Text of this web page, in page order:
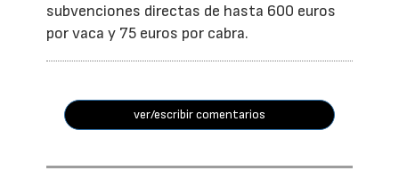
subvenciones directas de hasta 600 euros
por vaca y 75 euros por cabra.
ver/escribir comentarios